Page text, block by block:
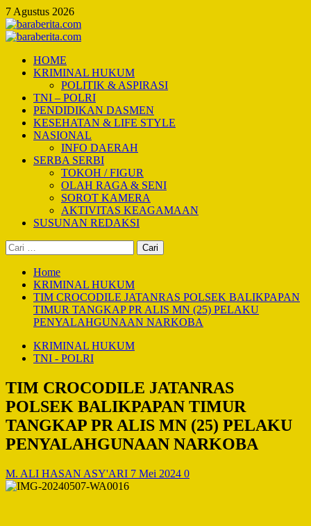
Skip
to
content
7 Agustus 2026
Primary
HOME
KRIMINAL HUKUM
POLITIK & ASPIRASI
TNI – POLRI
PENDIDIKAN DASMEN
KESEHATAN & LIFE STYLE
NASIONAL
INFO DAERAH
SERBA SERBI
TOKOH / FIGUR
OLAH RAGA & SENI
SOROT KAMERA
AKTIVITAS KEAGAMAAN
SUSUNAN REDAKSI
Cari
untuk:
Home
KRIMINAL HUKUM
TIM CROCODILE JATANRAS POLSEK BALIKPAPAN
TIMUR TANGKAP PR ALIS MN (25) PELAKU
PENYALAHGUNAAN NARKOBA
KRIMINAL HUKUM
TNI - POLRI
TIM CROCODILE JATANRAS
POLSEK BALIKPAPAN TIMUR
TANGKAP PR ALIS MN (25) PELAKU
PENYALAHGUNAAN NARKOBA
M. ALI HASAN ASY'ARI 7 Mei 2024 0